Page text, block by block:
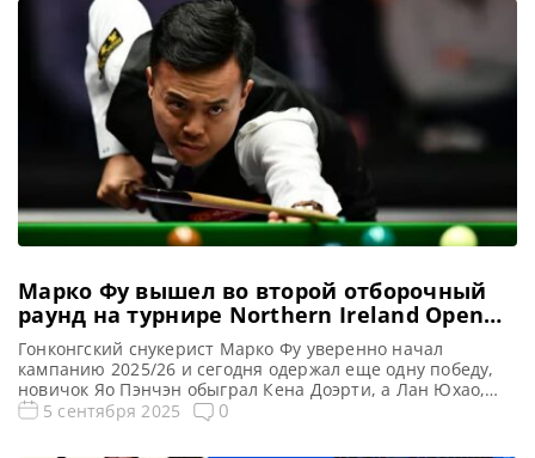
них выделяется 17-летний Лан Юхао, подающий большие
надежды. Британский подросток Стэн Муди одержал
сенсационную […]
Марко Фу вышел во второй отборочный
раунд на турнире Northern Ireland Open
2025
Гонконгский снукерист Марко Фу уверенно начал
кампанию 2025/26 и сегодня одержал еще одну победу,
новичок Яо Пэнчэн обыграл Кена Доэрти, а Лан Юхао,
Иан Бернс, Аллан Тэйлор, Санни Акани, Антони
5 сентября 2025 0